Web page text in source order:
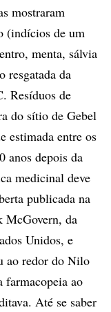
mostraram
(indícios de um
menta, sálvia
resgatada da
Resíduos de
do sítio de Gebel
estimada entre os
anos depois da
medicinal deve
publicada na
McGovern, da
Unidos, e
ao redor do Nilo
farmacopeia ao
Até se saber